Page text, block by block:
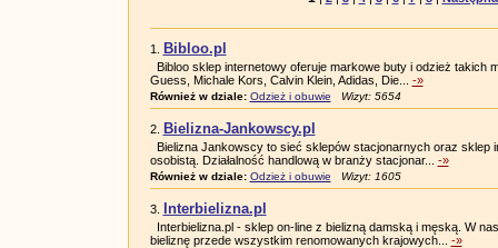
1. Bibloo.pl
Bibloo sklep internetowy oferuje markowe buty i odzież takich
Guess, Michale Kors, Calvin Klein, Adidas, Die... -»
Również w dziale: Odzież i obuwie Wizyt: 5654
2. Bielizna-Jankowscy.pl
Bielizna Jankowscy to sieć sklepów stacjonarnych oraz sklep
osobistą. Działalność handlową w branży stacjonar... -»
Również w dziale: Odzież i obuwie Wizyt: 1605
3. Interbielizna.pl
Interbielizna.pl - sklep on-line z bielizną damską i męską. W
bieliznę przede wszystkim renomowanych krajowych... -»